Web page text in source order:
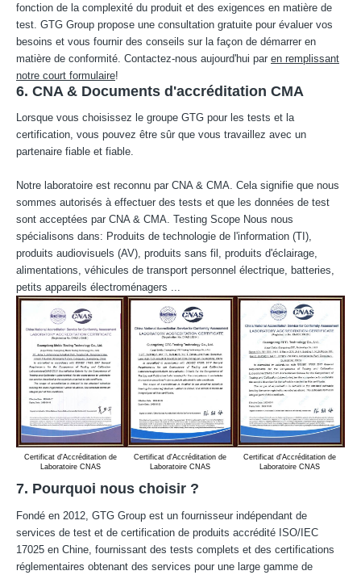
fonction de la complexité du produit et des exigences en matière de
test. GTG Group propose une consultation gratuite pour évaluer vos
besoins et vous fournir des conseils sur la façon de démarrer en
matière de conformité. Contactez-nous aujourd'hui par en remplissant
notre court formulaire!
6. CNA & Documents d'accréditation CMA
Lorsque vous choisissez le groupe GTG pour les tests et la
certification, vous pouvez être sûr que vous travaillez avec un
partenaire fiable et fiable.
Notre laboratoire est reconnu par CNA & CMA. Cela signifie que nous
sommes autorisés à effectuer des tests et que les données de test
sont acceptées par CNA & CMA. Testing Scope Nous nous
spécialisons dans: Produits de technologie de l'information (TI),
produits audiovisuels (AV), produits sans fil, produits d'éclairage,
alimentations, véhicules de transport personnel électrique, batteries,
petits appareils électroménagers ...
Certificat d'Accréditation de
Laboratoire CNAS
Certificat d'Accréditation de
Laboratoire CNAS
Certificat d'Accréditation de
Laboratoire CNAS
7. Pourquoi nous choisir ?
Fondé en 2012, GTG Group est un fournisseur indépendant de
services de test et de certification de produits accrédité ISO/IEC
17025 en Chine, fournissant des tests complets et des certifications
réglementaires obtenant des services pour une large gamme de